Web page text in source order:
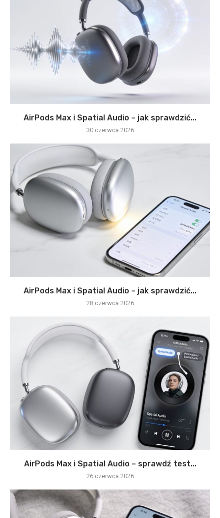
AirPods Max i Spatial Audio – jak sprawdzić...
30 czerwca 2026
AirPods Max i Spatial Audio – jak sprawdzić...
28 czerwca 2026
AirPods Max i Spatial Audio – sprawdź test...
26 czerwca 2026